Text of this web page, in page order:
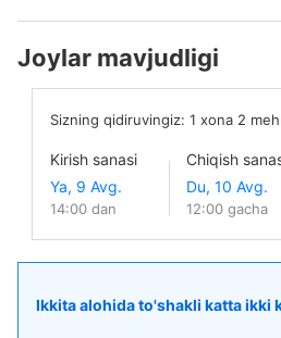
Joylar mavjudligi
Sizning qidiruvingiz: 1 xona 2
Kirish sanasi
14:00 dan
Chiqish
12:00 gacha
Ikkita alohida to'shakli katta ikki